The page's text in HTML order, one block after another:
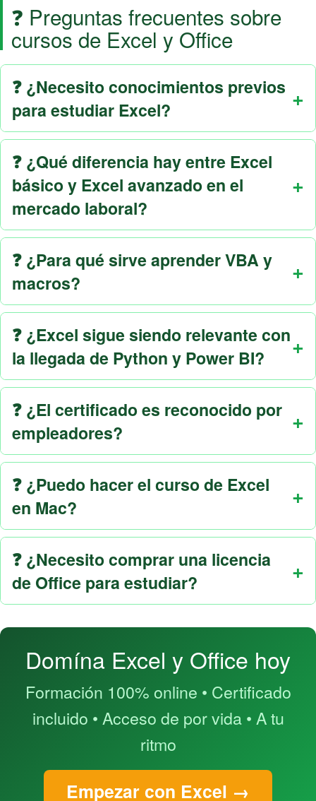
❓ Preguntas frecuentes sobre
cursos de Excel y Office
❓ ¿Necesito conocimientos previos
para estudiar Excel?
❓ ¿Qué diferencia hay entre Excel
básico y Excel avanzado en el
mercado laboral?
❓ ¿Para qué sirve aprender VBA y
macros?
❓ ¿Excel sigue siendo relevante con
la llegada de Python y Power BI?
❓ ¿El certificado es reconocido por
empleadores?
❓ ¿Puedo hacer el curso de Excel
en Mac?
❓ ¿Necesito comprar una licencia
de Office para estudiar?
Domína Excel y Office hoy
Formación 100% online • Certificado
incluido • Acceso de por vida • A tu
ritmo
Empezar con Excel →